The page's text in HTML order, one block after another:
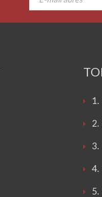
1.
2.
3.
4.
5.